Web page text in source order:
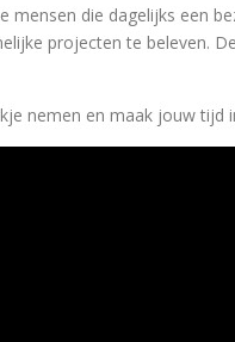
mensen die dagelijks een
projecten te beleven.
nemen en maak jouw tijd